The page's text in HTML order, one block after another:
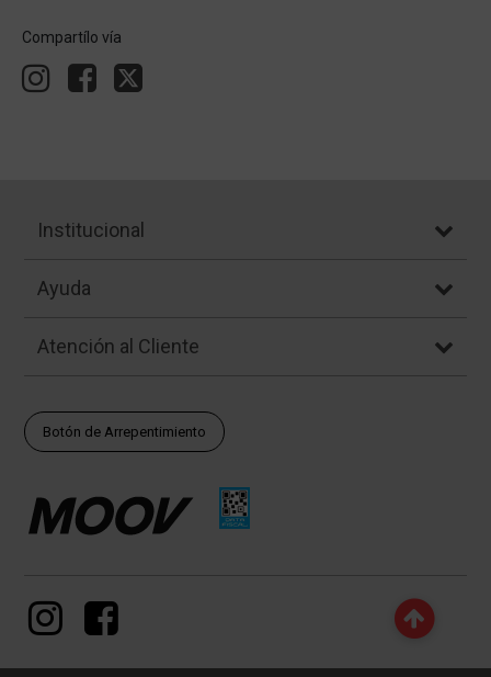
Compartílo vía
Institucional
Ayuda
Atención al Cliente
Botón de Arrepentimiento